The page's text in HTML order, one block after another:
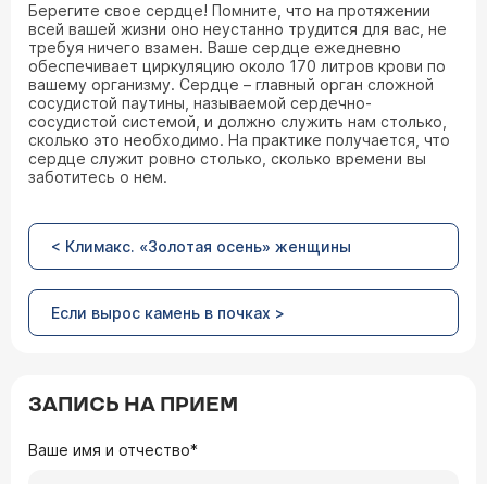
Берегите свое сердце! Помните, что на протяжении
всей вашей жизни оно неустанно трудится для вас, не
требуя ничего взамен. Ваше сердце ежедневно
обеспечивает циркуляцию около 170 литров крови по
вашему организму. Сердце – главный орган сложной
сосудистой паутины, называемой сердечно-
сосудистой системой, и должно служить нам столько,
сколько это необходимо. На практике получается, что
сердце служит ровно столько, сколько времени вы
заботитесь о нем.
< Климакс. «Золотая осень» женщины
Если вырос камень в почках >
ЗАПИСЬ НА ПРИЕМ
Ваше имя и отчество*